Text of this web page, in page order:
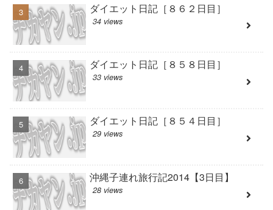
ダイエット日記［８６２日目］
34 views
ダイエット日記［８５８日目］
33 views
ダイエット日記［８５４日目］
29 views
沖縄子連れ旅行記2014【3日目】
28 views